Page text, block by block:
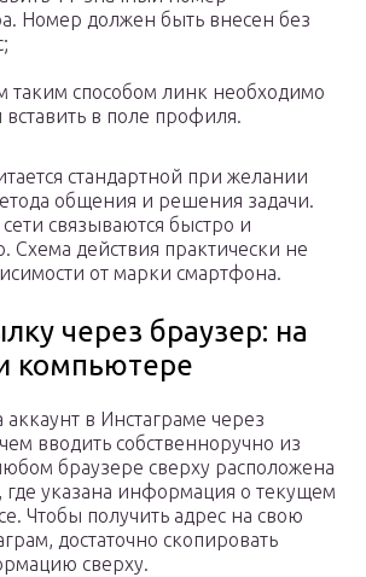
Номер должен быть внесен без
таким способом линк необходимо
вставить в поле профиля.
стандартной при желании
общения и решения задачи.
связываются быстро и
Схема действия практически не
от марки смартфона.
через браузер: на
компьютере
аккаунт в Инстаграме через
вводить собственноручно из
браузере сверху расположена
где указана информация о текущем
Чтобы получить адрес на свою
достаточно скопировать
сверху.